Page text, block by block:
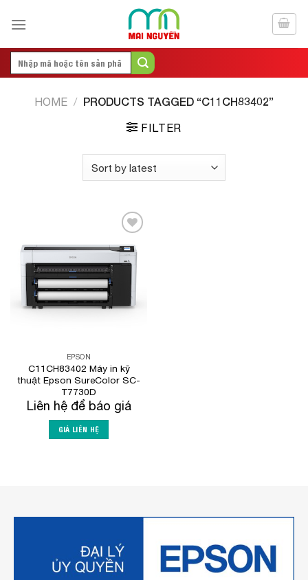
Search
HOME / PRODUCTS TAGGED “C11CH83402”
FILTER
Wishlist
EPSON
C11CH83402 Máy in kỹ
thuật Epson SureColor SC-
T7730D
Liên hệ để báo giá
GIÁ LIÊN HỆ